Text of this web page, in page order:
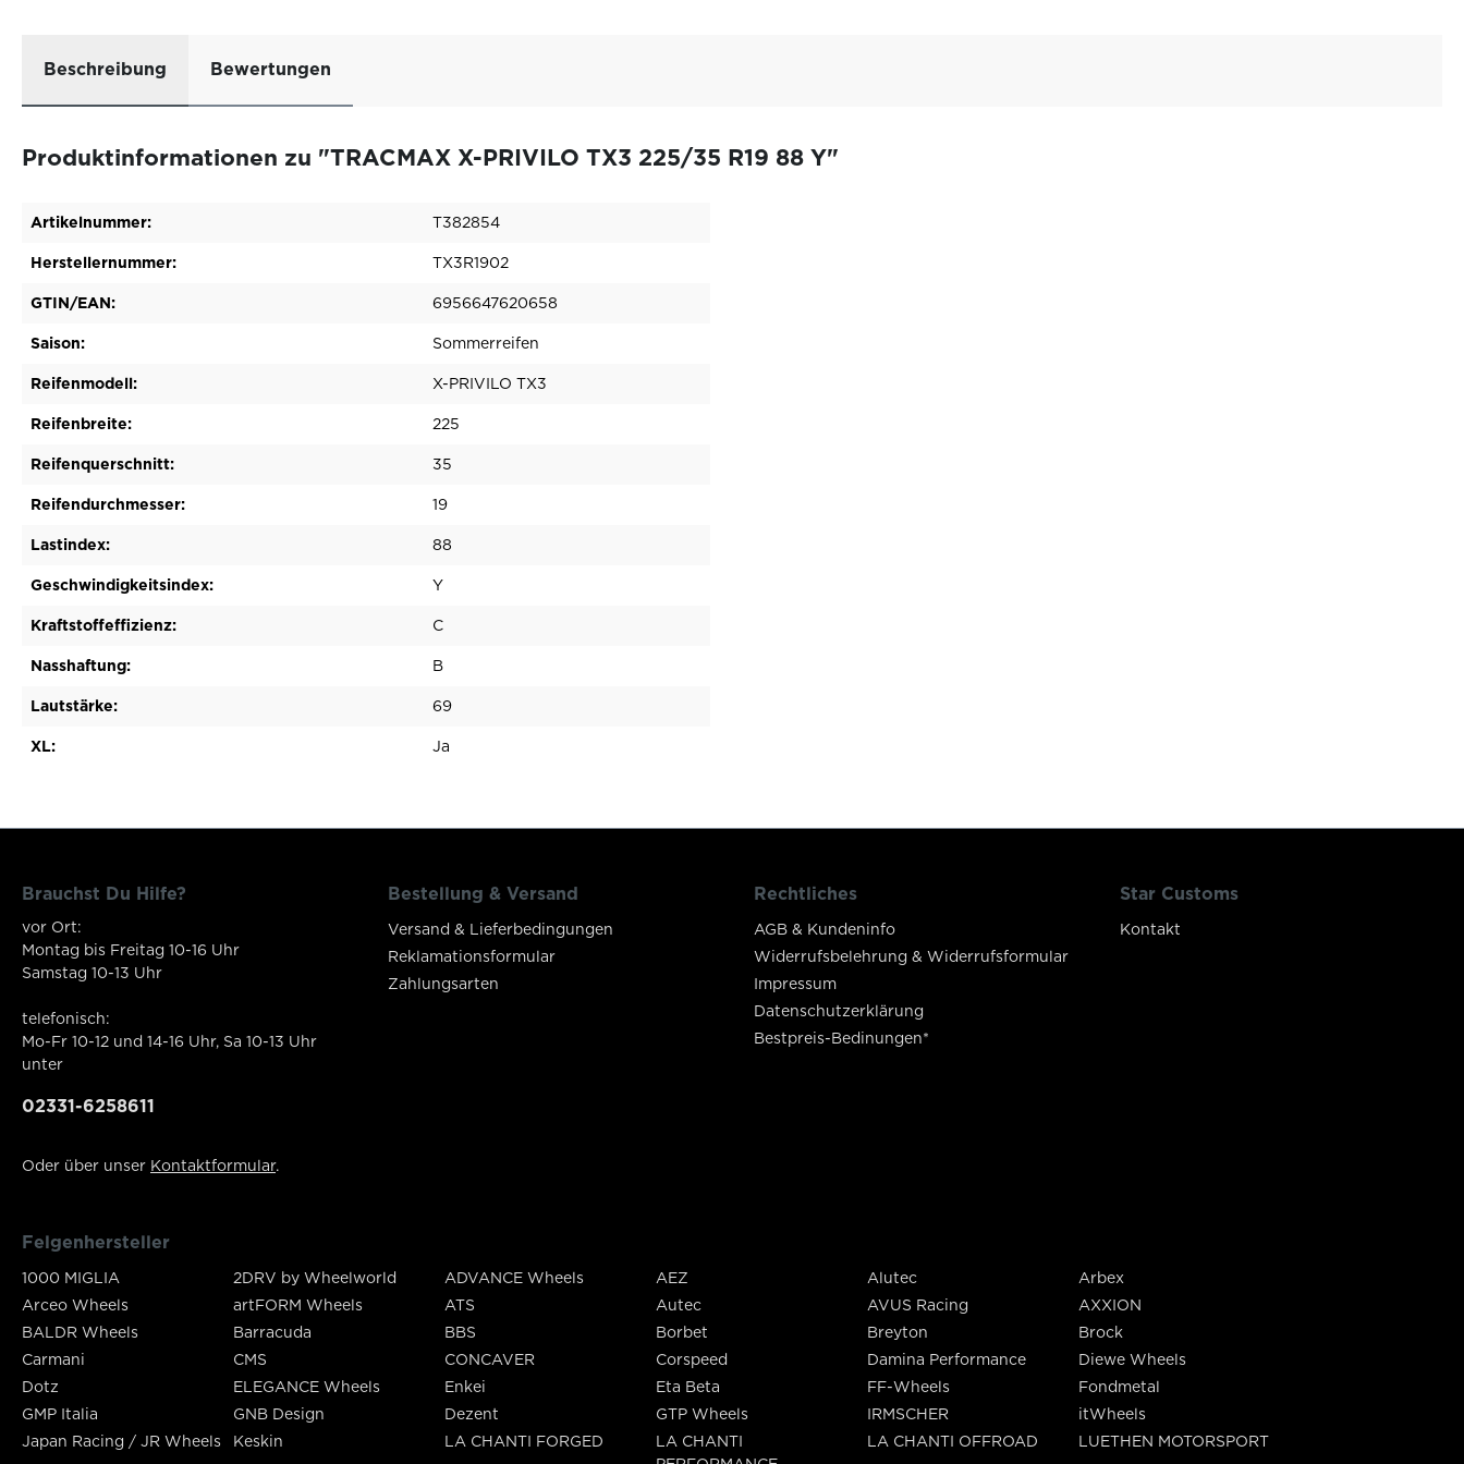
Beschreibung Bewertungen
Produktinformationen zu "TRACMAX X-PRIVILO TX3 225/35 R19 88 Y"
Artikelnummer: T382854
Herstellernummer: TX3R1902
GTIN/EAN: 6956647620658
Saison: Sommerreifen
Reifenmodell: X-PRIVILO TX3
Reifenbreite: 225
Reifenquerschnitt: 35
Reifendurchmesser: 19
Lastindex: 88
Geschwindigkeitsindex: Y
Kraftstoffeffizienz: C
Nasshaftung: B
Lautstärke: 69
XL: Ja
Brauchst Du Hilfe?
vor Ort:
Montag bis Freitag 10-16 Uhr
Samstag 10-13 Uhr
telefonisch:
Mo-Fr 10-12 und 14-16 Uhr, Sa 10-13 Uhr
unter
02331-6258611
Oder über unser Kontaktformular.
Bestellung & Versand
Versand & Lieferbedingungen
Reklamationsformular
Zahlungsarten
Rechtliches
AGB & Kundeninfo
Widerrufsbelehrung & Widerrufsformular
Impressum
Datenschutzerklärung
Bestpreis-Bedinungen*
Star Customs
Kontakt
Felgenhersteller
1000 MIGLIA 2DRV by Wheelworld ADVANCE Wheels AEZ Alutec
Arbex
Arceo Wheels
artFORM Wheels ATS Autec AVUS Racing
AXXION
BALDR Wheels
Barracuda BBS Borbet Breyton
Brock
Carmani
CMS CONCAVER Corspeed Damina Performance
Diewe Wheels
Dotz
ELEGANCE Wheels Enkei Eta Beta FF-Wheels
Fondmetal
GMP Italia
GNB Design Dezent GTP Wheels IRMSCHER
itWheels
Japan Racing / JR Wheels
Keskin LA CHANTI FORGED
LA CHANTI
LA CHANTI OFFROAD LUETHEN MOTORSPORT